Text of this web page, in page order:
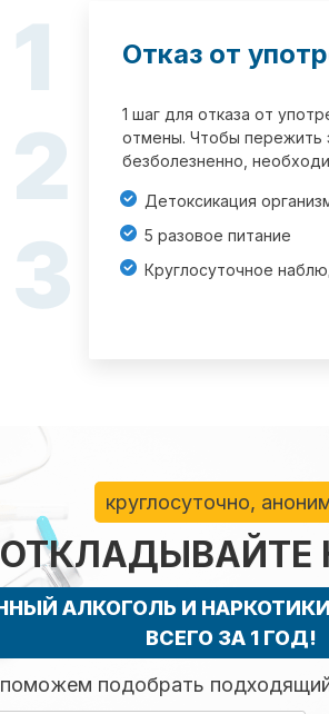
1
2
3
Отказ от
1 шаг для отказа от
отмены. Чтобы пережить
безболезненно,
Детоксикация
5 разовое питание
Круглосуточное
круглосуточно,
АЛКОГОЛЬ И НАРКОТИКИ
ВСЕГО ЗА 1 ГОД!
подобрать подходящий